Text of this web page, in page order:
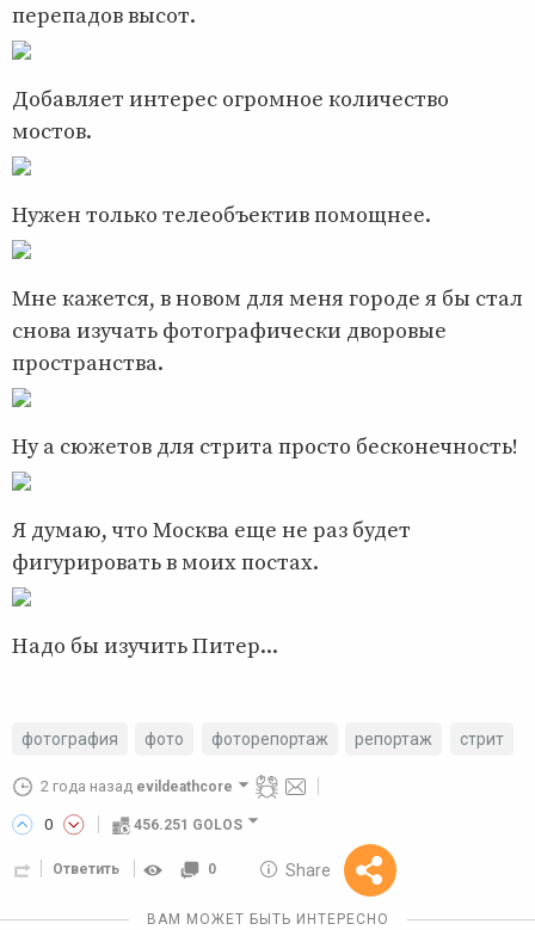
перепадов высот.
Добавляет интерес огромное количество
мостов.
Нужен только телеобъектив помощнее.
Мне кажется, в новом для меня городе я бы стал
снова изучать фотографически дворовые
пространства.
Ну а сюжетов для стрита просто бесконечность!
Я думаю, что Москва еще не раз будет
фигурировать в моих постах.
Надо бы изучить Питер...
фотография фото фоторепортаж репортаж стрит
2 года назад evildeathcore
0 456.251 GOLOS
Ответить 0 Share
Reward
10 GOLOS
ВАМ МОЖЕТ БЫТЬ ИНТЕРЕСНО